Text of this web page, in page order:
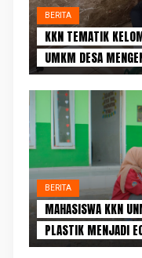
BERITA
KKN TEMATIK
UMKM DESA
BERITA
MAHASISWA KKN
PLASTIK MENJADI